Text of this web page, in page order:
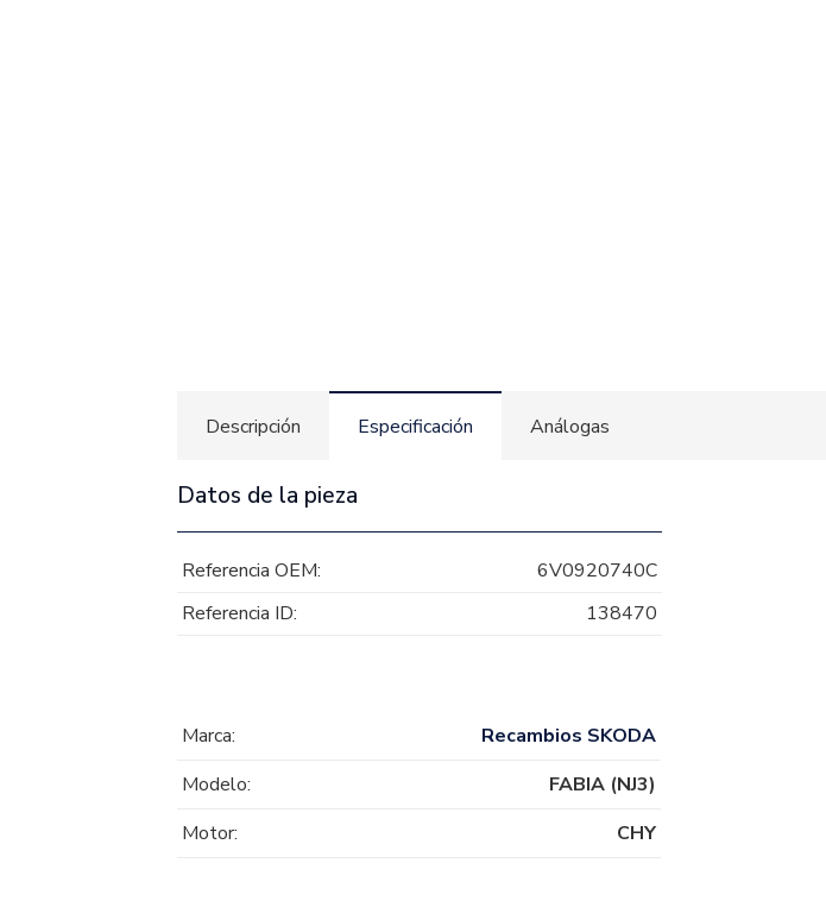
Descripción Especificación Análogas
Datos de la pieza
Referencia OEM:
6V0920740C
Referencia ID:
138470
Marca:
Recambios SKODA
Modelo:
FABIA (NJ3)
Motor:
CHY